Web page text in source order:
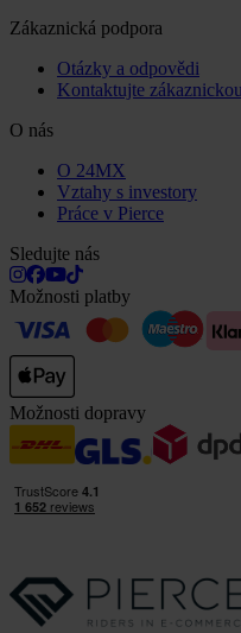
Zákaznická podpora
Otázky a odpovědi
Kontaktujte
O nás
O 24MX
Vztahy s investory
Práce v Pierce
Sledujte nás
Možnosti platby
Možnosti dopravy